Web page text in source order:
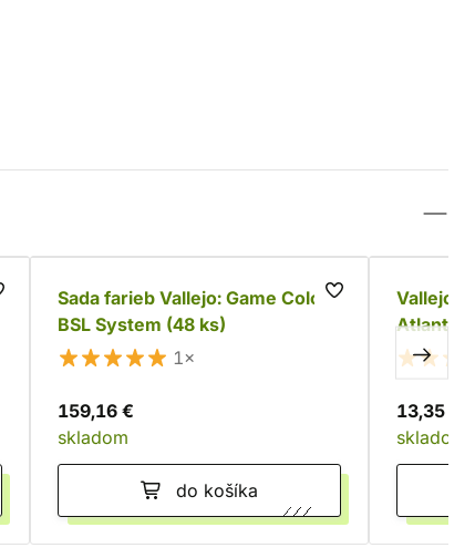
Sada farieb Vallejo: Game Color
BSL System (48 ks)
1×
159,16 €
skladom
do košíka
Vallejo:
Atlantic
13,35 €
skladom